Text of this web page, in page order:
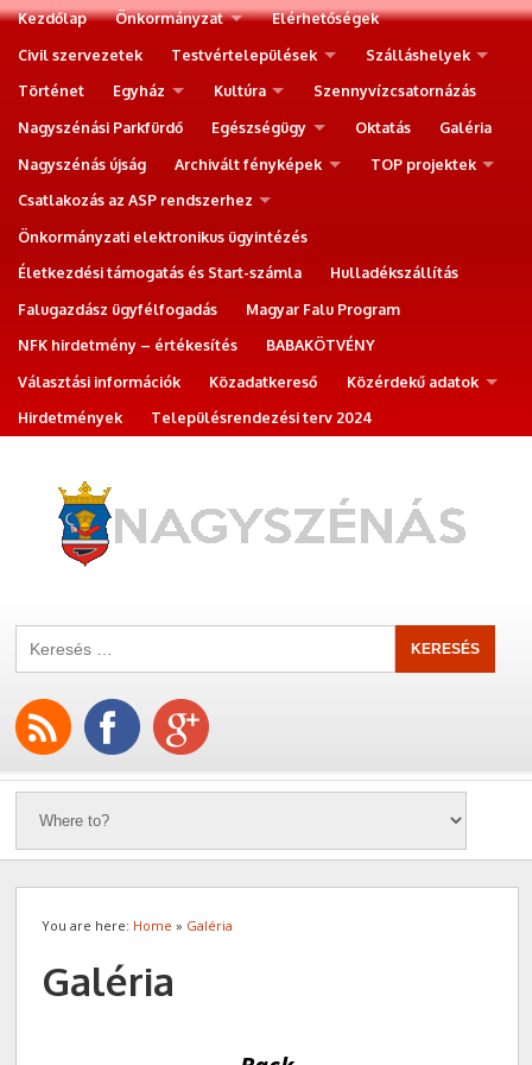
Kezdőlap Önkormányzat
Elérhetőségek
Civil szervezetek
Testvértelepülések
Szálláshelyek
Történet
Egyház Kultúra
Szennyvízcsatornázás
Nagyszénási Parkfürdő
Egészségügy Oktatás
Galéria
Nagyszénás újság
Archivált fényképek
TOP projektek
Csatlakozás az ASP rendszerhez
Önkormányzati elektronikus ügyintézés
Életkezdési támogatás és Start-számla
Hulladékszállítás
Falugazdász ügyfélfogadás
Magyar Falu Program
NFK hirdetmény – értékesítés
BABAKÖTVÉNY
Választási információk
Közadatkereső
Közérdekű adatok
Hirdetmények
Településrendezési terv 2024
You are here: Home » Galéria
Galéria